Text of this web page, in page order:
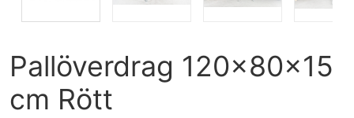
Pallöverdrag 120x80x15
cm Rött